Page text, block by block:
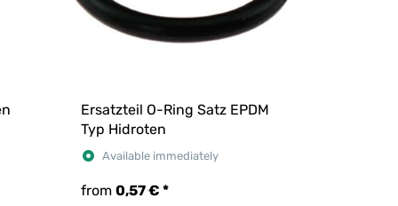
Ersatzteil O-Ring Satz EPDM
Typ Hidroten
Available immediately
from 0,57 € *